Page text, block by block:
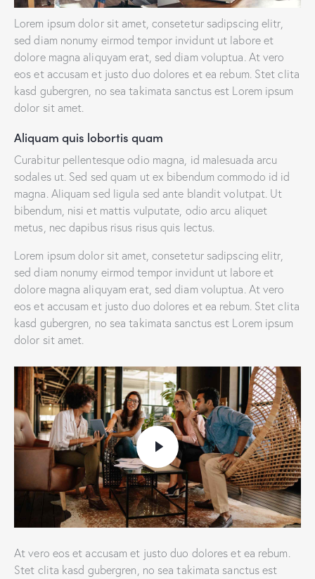
Lorem ipsum dolor sit amet, consetetur sadipscing elitr,
sed diam nonumy eirmod tempor invidunt ut labore et
dolore magna aliquyam erat, sed diam voluptua. At vero
eos et accusam et justo duo dolores et ea rebum. Stet clita
kasd gubergren, no sea takimata sanctus est Lorem ipsum
dolor sit amet.
Aliquam quis lobortis quam
Curabitur pellentesque odio magna, id malesuada arcu
sodales ut. Sed sed quam ut ex bibendum commodo id id
magna. Aliquam sed ligula sed ante blandit volutpat. Ut
bibendum, nisi et mattis vulputate, odio arcu aliquet
metus, nec dapibus risus risus quis lectus.
Lorem ipsum dolor sit amet, consetetur sadipscing elitr,
sed diam nonumy eirmod tempor invidunt ut labore et
dolore magna aliquyam erat, sed diam voluptua. At vero
eos et accusam et justo duo dolores et ea rebum. Stet clita
kasd gubergren, no sea takimata sanctus est Lorem ipsum
dolor sit amet.
At vero eos et accusam et justo duo dolores et ea rebum.
Stet clita kasd gubergren, no sea takimata sanctus est